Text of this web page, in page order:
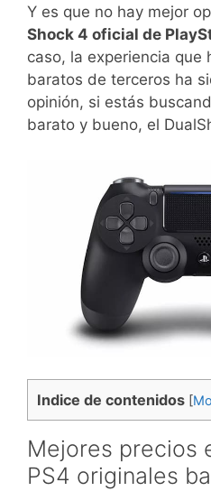
Y es que no hay mejor
Shock 4 oficial de
caso, la experiencia que
baratos de terceros ha
opinión, si estás
barato y bueno, el
Indice de contenidos [
Mejores precios
PS4 originales